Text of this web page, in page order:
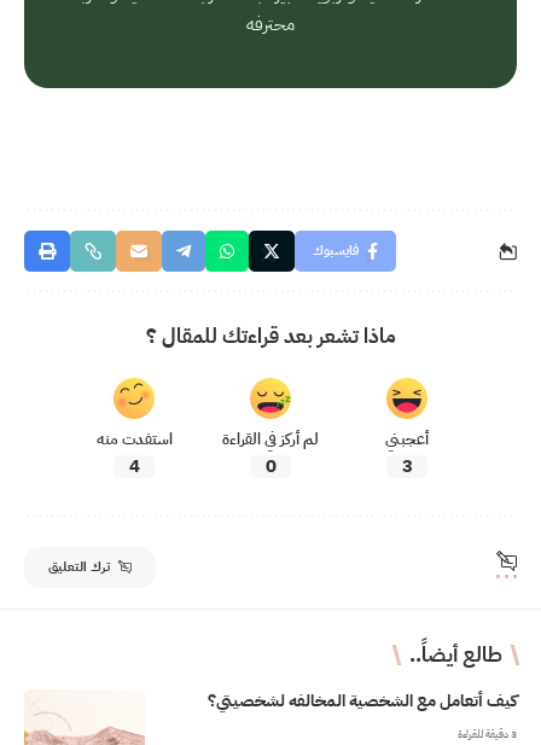
محترفه
فايسبوك
ماذا تشعر بعد قراءتك للمقال ؟
أعجبني
3
لم أركز في القراءة
0
استفدت منه
4
ترك التعليق
طالع أيضاً..
كيف أتعامل مع الشخصية المخالفه لشخصيتي؟
3 دقيقة للقراءة